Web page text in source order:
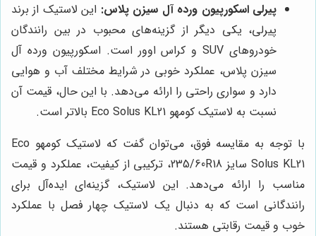
پیرلی اسکورپیون ورده آل سیزن پلاس: این لاستیک از برند
پیرلی، یکی دیگر از گزینه‌های محبوب در بین رانندگان
خودروهای SUV و کراس اوور است. اسکورپیون ورده آل
سیزن پلاس، عملکرد خوبی در شرایط مختلف آب و هوایی
دارد و سواری راحتی را ارائه می‌دهد. با این حال، قیمت آن
نسبت به لاستیک کومهو Eco Solus KL21 بالاتر است.
با توجه به مقایسه فوق، می‌توان گفت که لاستیک کومهو Eco
Solus KL21 سایز 235/60R18، ترکیبی از کیفیت، عملکرد و قیمت
مناسب را ارائه می‌دهد. این لاستیک، گزینه‌ای ایده‌آل برای
رانندگانی است که به دنبال یک لاستیک چهار فصل با عملکرد
خوب و قیمت رقابتی هستند.